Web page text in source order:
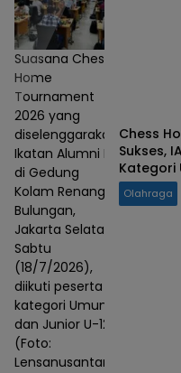
Suasana Chess
Home
Tournament
2026 yang
diselenggarakan
Ikatan Alumni ITB
di Gedung
Kolam Renang
Bulungan,
Jakarta Selatan,
Sabtu
(18/7/2026),
diikuti peserta
kategori Umum
dan Junior U-12.
(Foto:
Lensanusantara)
Chess
Sukses,
Kategori
Olahraga